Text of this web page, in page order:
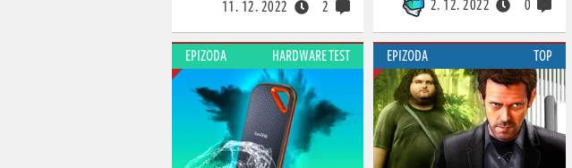
11. 12. 2022 2 2. 12. 2022 0
EPIZODA HARDWARE TEST EPIZODA TOP